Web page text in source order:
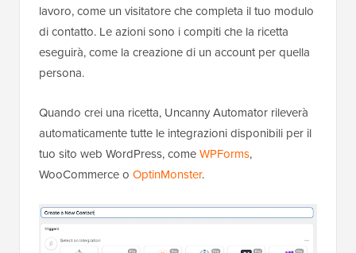
lavoro, come un visitatore che completa il tuo modulo
di contatto. Le azioni sono i compiti che la ricetta
eseguirà, come la creazione di un account per quella
persona.
Quando crei una ricetta, Uncanny Automator rileverà
automaticamente tutte le integrazioni disponibili per il
tuo sito web WordPress, comeWPForms,
WooCommerce o OptinMonster.